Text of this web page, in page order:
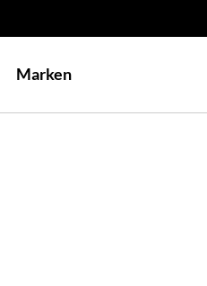
Marken